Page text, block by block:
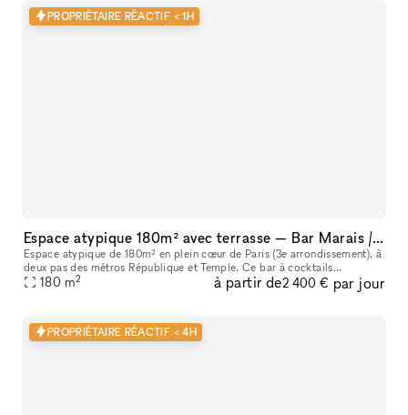
PROPRIÉTAIRE RÉACTIF < 1H
Espace atypique 180m² avec terrasse — Bar Marais / République — Showroom, shooting, pop-up restaurant, défilé
Espace atypique de 180m² en plein cœur de Paris (3e arrondissement), à
deux pas des métros République et Temple. Ce bar à cocktails
centenaire fondé en 1923 offre un cadre unique et scénographiable p
180 m2 à partir de2 400 € par jour
PROPRIÉTAIRE RÉACTIF < 4H